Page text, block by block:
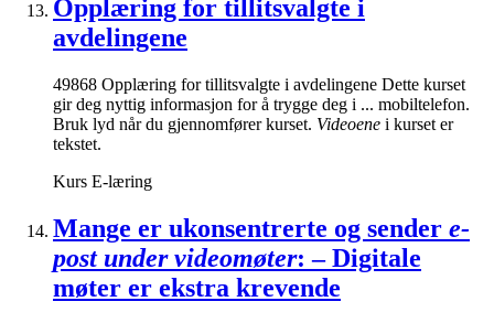
Opplæring for tillitsvalgte i
avdelingene
49868 Opplæring for tillitsvalgte i avdelingene Dette kurset
gir deg nyttig informasjon for å trygge deg i ... mobiltelefon.
Bruk lyd når du gjennomfører kurset. Videoene i kurset er
tekstet.
Kurs E-læring
Mange er ukonsentrerte og sender e-
post under videomøter: – Digitale
møter er ekstra krevende